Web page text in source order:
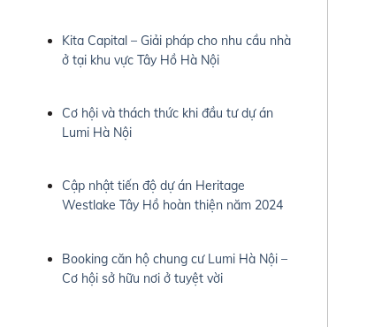
Kita Capital – Giải pháp cho nhu cầu nhà
ở tại khu vực Tây Hồ Hà Nội
Cơ hội và thách thức khi đầu tư dự án
Lumi Hà Nội
Cập nhật tiến độ dự án Heritage
Westlake Tây Hồ hoàn thiện năm 2024
Booking căn hộ chung cư Lumi Hà Nội –
Cơ hội sở hữu nơi ở tuyệt vời